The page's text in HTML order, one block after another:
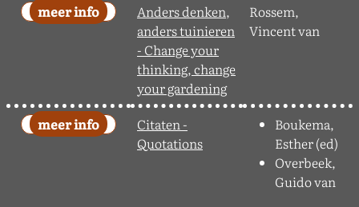
Anders denken,
anders tuinieren
- Change your
thinking, change
your gardening
Rossem,
Vincent van
Citaten -
Quotations
Boukema,
Esther (ed)
Overbeek,
Guido van